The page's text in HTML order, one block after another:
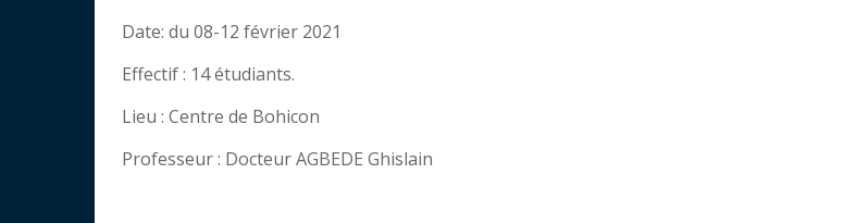
Date: du 08-12 février 2021
Effectif : 14 étudiants.
Lieu : Centre de Bohicon
Professeur : Docteur AGBEDE Ghislain